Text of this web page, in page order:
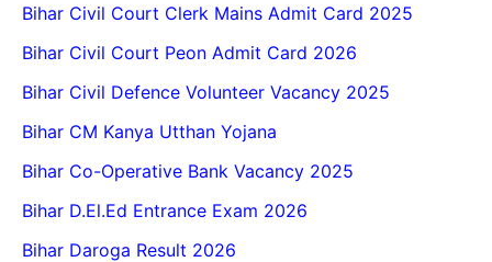
Bihar Civil Court Clerk Mains Admit Card 2025
Bihar Civil Court Peon Admit Card 2026
Bihar Civil Defence Volunteer Vacancy 2025
Bihar CM Kanya Utthan Yojana
Bihar Co-Operative Bank Vacancy 2025
Bihar D.El.Ed Entrance Exam 2026
Bihar Daroga Result 2026